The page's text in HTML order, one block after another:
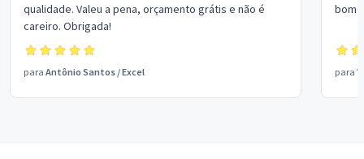
qualidade. Valeu a pena, orçamento grátis e não é
careiro. Obrigada!
para Antônio Santos /Excel
bom
para